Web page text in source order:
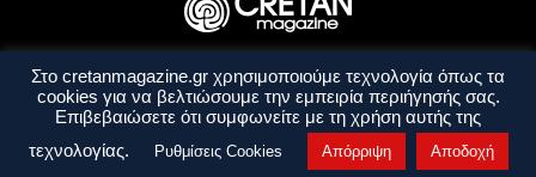
Ταυτότητα Πολιτική Απορρήτου
Όροι Χρήσης
Όροι και Προϋποθέσεις
Στο cretanmagazine.gr χρησιμοποιούμε τεχνολογία όπως τα
cookies για να βελτιώσουμε την εμπειρία περιήγησής σας.
Επιβεβαιώσετε ότι συμφωνείτε με τη χρήση αυτής της
τεχνολογίας.
Ρυθμίσεις Cookies Απόρριψη Αποδοχή